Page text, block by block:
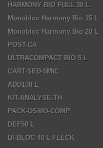
HARMONY BIO FULL 30 L
Monobloc Harmony Bio 15 L
Monobloc Harmony Bio 20 L
POST-CA
ULTRACOMPACT BIO 5 L
CART-SED-5MIC
ADD100 L
KIT-ANALYSE-TH
PACK-OSMO-COMP
DEF50 L
BI-BLOC 40 L FLECK